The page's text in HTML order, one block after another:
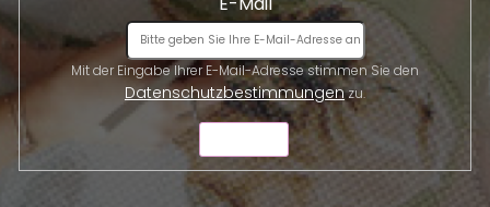
Datenschutzbestimmungenzu.